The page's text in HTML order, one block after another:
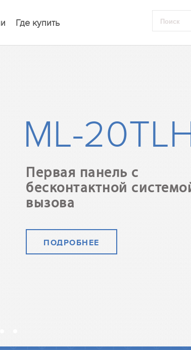
Где купить
ML-
Первая панель с
бесконтактной
вызова
ПОДРОБНЕЕ